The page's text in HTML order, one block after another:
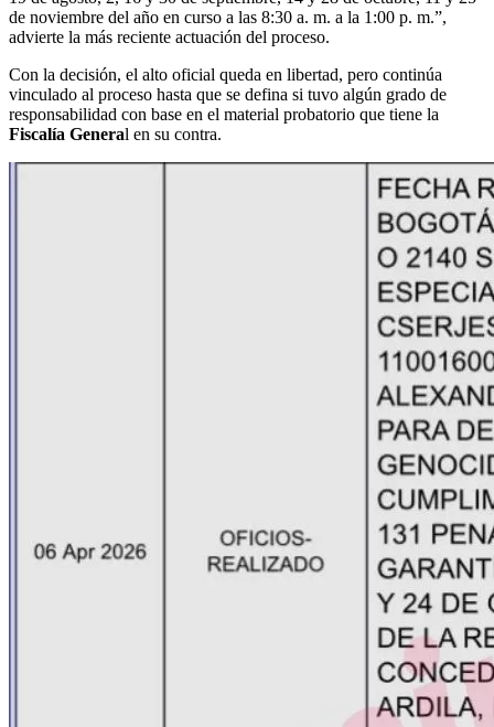
de noviembre del año en curso a las 8:30 a. m. a la 1:00 p. m.”,
advierte la más reciente actuación del proceso.
Con la decisión, el alto oficial queda en libertad, pero continúa
vinculado al proceso hasta que se defina si tuvo algún grado de
responsabilidad con base en el material probatorio que tiene la
Fiscalía General en su contra.